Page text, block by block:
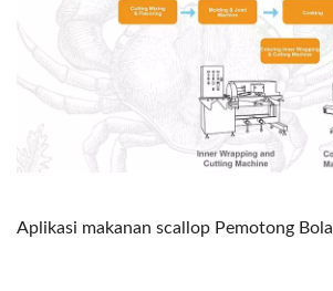
Aplikasi makanan scallop Pemotong Bola